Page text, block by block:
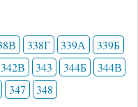
338Г 339А
339Б
342В 343 344Б
344В
347 348